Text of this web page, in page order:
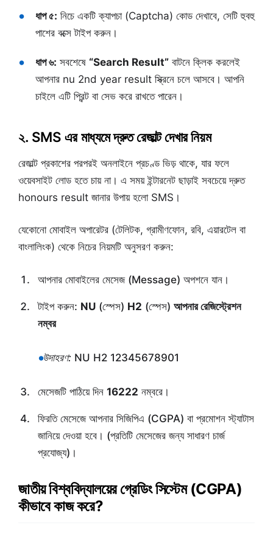
ধাপ ৫: নিচে একটি ক্যাপচা (Captcha) কোড দেখাবে, সেটি হুবহু
পাশের বক্সে টাইপ করুন।
ধাপ ৬: সবশেষে “Search Result” বাটনে ক্লিক করলেই
আপনার nu 2nd year result স্ক্রিনে চলে আসবে। আপনি
চাইলে এটি প্রিন্ট বা সেভ করে রাখতে পারেন।
২. SMS এর মাধ্যমে দ্রুত রেজাল্ট দেখার নিয়ম
রেজাল্ট প্রকাশের পরপরই অনলাইনে প্রচণ্ড ভিড় থাকে, যার ফলে
ওয়েবসাইট লোড হতে চায় না। এ সময় ইন্টারনেট ছাড়াই সবচেয়ে দ্রুত
honours result জানার উপায় হলো SMS।
যেকোনো মোবাইল অপারেটর (টেলিটক, গ্রামীণফোন, রবি, এয়ারটেল বা
বাংলালিংক) থেকে নিচের নিয়মটি অনুসরণ করুন:
আপনার মোবাইলের মেসেজ (Message) অপশনে যান।
টাইপ করুন: NU (স্পেস) H2 (স্পেস) আপনার রেজিস্ট্রেশন
নম্বর
উদাহরণ: NU H2 12345678901
মেসেজটি পাঠিয়ে দিন 16222 নম্বরে।
ফিরতি মেসেজে আপনার সিজিপিএ (CGPA) বা প্রমোশন স্ট্যাটাস
জানিয়ে দেওয়া হবে। (প্রতিটি মেসেজের জন্য সাধারণ চার্জ
প্রযোজ্য)।
জাতীয় বিশ্ববিদ্যালয়ের গ্রেডিং সিস্টেম (CGPA)
কীভাবে কাজ করে?